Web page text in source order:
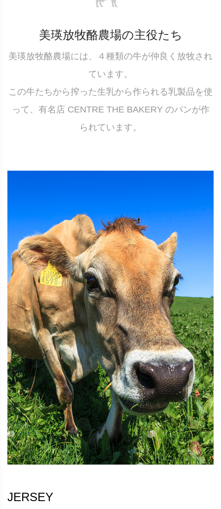
美瑛放牧酪農場の主役たち
美瑛放牧酪農場には、４種類の牛が仲良く放牧され
ています。
この牛たちから搾った生乳から作られる乳製品を使
って、有名店 CENTRE THE BAKERY のパンが作
られています。
JERSEY